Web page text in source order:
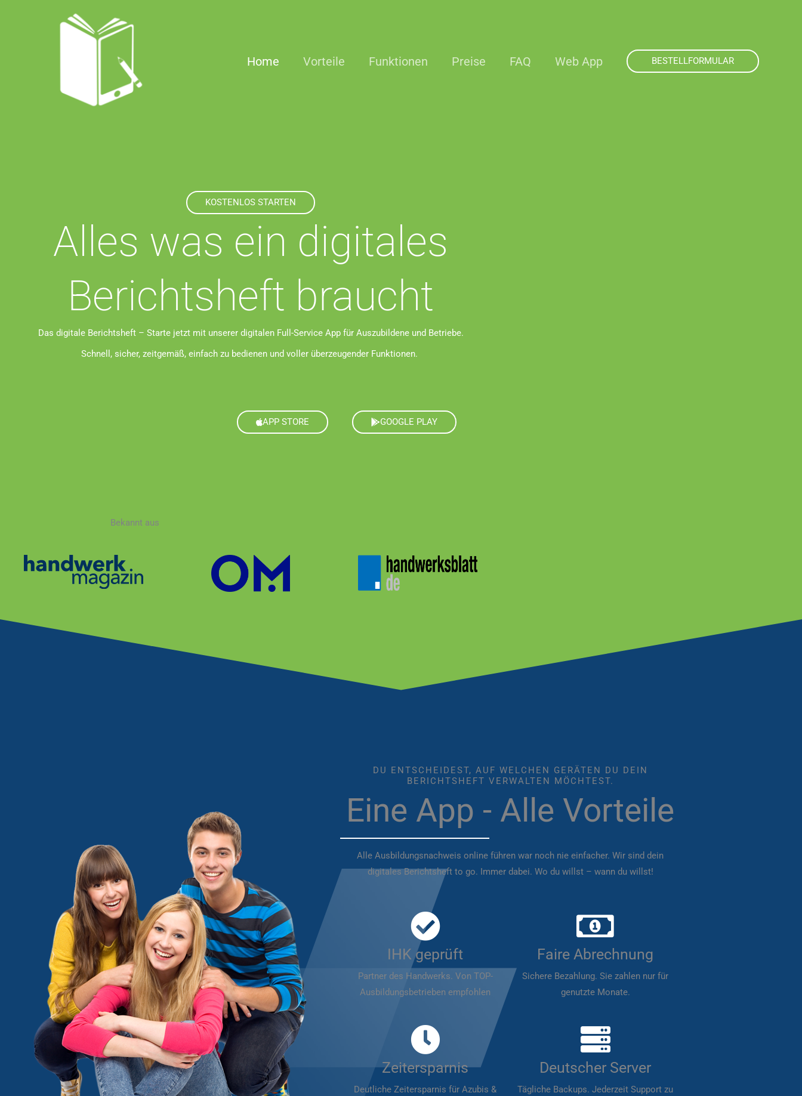
Home Vorteile Funktionen Preise FAQ Web App BESTELLFORMULAR
KOSTENLOS STARTEN
Alles was ein digitales
Berichtsheft braucht
Das digitale Berichtsheft – Starte jetzt mit unserer digitalen Full-Service App für Auszubildene und Betriebe.
Schnell, sicher, zeitgemäß, einfach zu bedienen und voller überzeugender Funktionen.
APP STORE GOOGLE PLAY
Bekannt aus
DU ENTSCHEIDEST, AUF WELCHEN GERÄTEN DU DEIN
BERICHTSHEFT VERWALTEN MÖCHTEST.
Eine App - Alle Vorteile
Alle Ausbildungsnachweis online führen war noch nie einfacher. Wir sind dein
digitales Berichtsheft to go. Immer dabei. Wo du willst – wann du willst!
IHK geprüft
Partner des Handwerks. Von TOP-
Ausbildungsbetrieben empfohlen
Faire Abrechnung
Sichere Bezahlung. Sie zahlen nur für
genutzte Monate.
Zeitersparnis
Deutliche Zeitersparnis für Azubis &
Deutscher Server
Tägliche Backups. Jederzeit Support zu